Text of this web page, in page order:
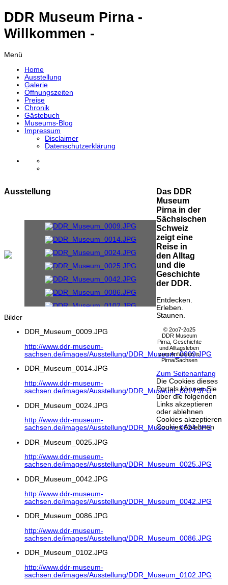
DDR Museum Pirna -
Willkommen -
Menü
Home
Ausstellung
Galerie
Öffnungszeiten
Preise
Chronik
Gästebuch
Museums-Blog
Impressum
Disclaimer
Datenschutzerklärung
Ausstellung
Bilder
DDR_Museum_0009.JPG
http://www.ddr-museum-
sachsen.de/images/Ausstellung/DDR_Museum_0009.JPG
DDR_Museum_0014.JPG
http://www.ddr-museum-
sachsen.de/images/Ausstellung/DDR_Museum_0014.JPG
DDR_Museum_0024.JPG
http://www.ddr-museum-
sachsen.de/images/Ausstellung/DDR_Museum_0024.JPG
DDR_Museum_0025.JPG
http://www.ddr-museum-
sachsen.de/images/Ausstellung/DDR_Museum_0025.JPG
DDR_Museum_0042.JPG
http://www.ddr-museum-
sachsen.de/images/Ausstellung/DDR_Museum_0042.JPG
DDR_Museum_0086.JPG
http://www.ddr-museum-
sachsen.de/images/Ausstellung/DDR_Museum_0086.JPG
DDR_Museum_0102.JPG
http://www.ddr-museum-
sachsen.de/images/Ausstellung/DDR_Museum_0102.JPG
Das DDR
Museum
Pirna in der
Sächsischen
Schweiz
zeigt eine
Reise in
den Alltag
und die
Geschichte
der DDR.
Entdecken.
Erleben.
Staunen.
© 2oo7-2o25
DDR Museum
Pirna, Geschichte
und Alltagsleben
zum Anfassen in
Pirna/Sachsen
Zum Seitenanfang
Die Cookies dieses
Portals können Sie
über die folgenden
Links akzeptieren
oder ablehnen
Cookies akzeptieren
Cookies Ablehnen